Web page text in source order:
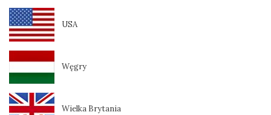
USA
Węgry
Wielka Brytania